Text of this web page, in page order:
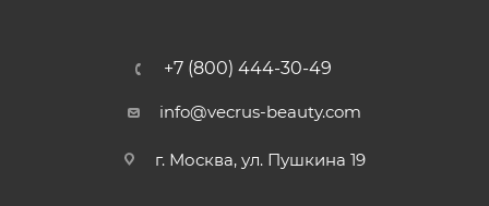
+7 (800) 444-30-49
info@vecrus-beauty.com
г. Москва, ул. Пушкина 19